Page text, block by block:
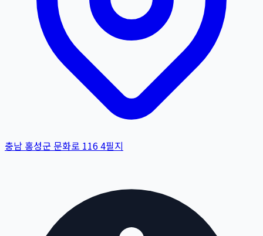
충남 홍성군 문화로 116 4필지